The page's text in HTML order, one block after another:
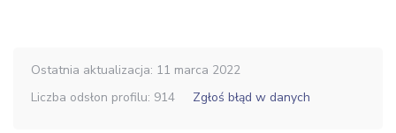
Ostatnia aktualizacja: 11 marca 2022
Liczba odsłon profilu: 914
Zgłoś błąd w danych